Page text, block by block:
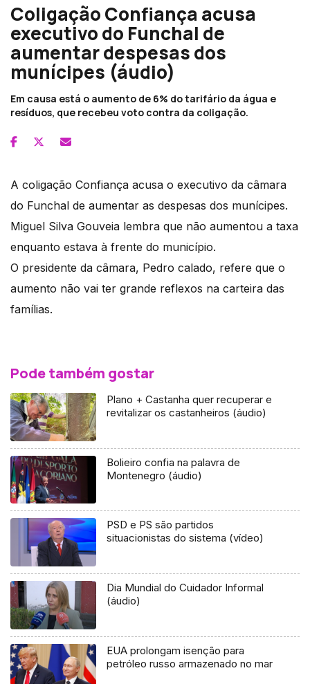
Coligação Confiança acusa
executivo do Funchal de
aumentar despesas dos
munícipes (áudio)
Em causa está o aumento de 6% do tarifário da água e
resíduos, que recebeu voto contra da coligação.
A coligação Confiança acusa o executivo da câmara
do Funchal de aumentar as despesas dos munícipes.
Miguel Silva Gouveia lembra que não aumentou a taxa
enquanto estava à frente do município.
O presidente da câmara, Pedro calado, refere que o
aumento não vai ter grande reflexos na carteira das
famílias.
Pode também gostar
Plano + Castanha quer recuperar e
revitalizar os castanheiros (áudio)
Bolieiro confia na palavra de
Montenegro (áudio)
PSD e PS são partidos
situacionistas do sistema (vídeo)
Dia Mundial do Cuidador Informal
(áudio)
EUA prolongam isenção para
petróleo russo armazenado no mar